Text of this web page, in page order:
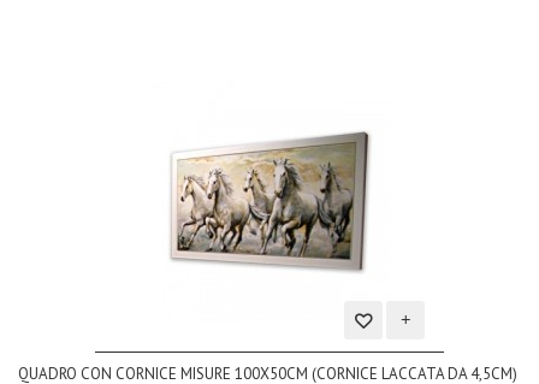
Aggiungi
alla
QUADRO CON CORNICE MISURE 100X50CM (CORNICE LACCATA DA 4,5CM)